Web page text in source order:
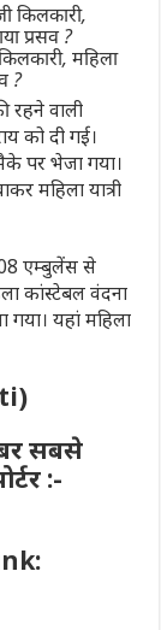
महिला
?
रहने वाली
को दी गई।
पर भेजा गया।
महिला यात्री
एम्बुलेंस से
कांस्टेबल वंदना
गया। यहां महिला
सबसे
:-